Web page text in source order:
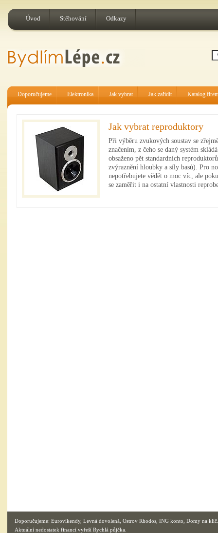
Úvod Stěhování Odkazy
Doporučujeme Elektronika Jak vybrat Jak zařídit Katalog
Jak vybrat reproduktory
Při výběru zvukových soustav se
značením, z čeho se daný systém
obsaženo pět standardních
zvýraznění hloubky a síly basů). Pro
nepotřebujete vědět o moc víc, ale
se zaměřit i na ostatní vlastnosti
Doporučujeme: Eurovíkendy, Levná dovolená Ostrov Rhodos ING konto Domy na klíč
Aktuální nedostatek financí vyřeší Rychlá půjčka